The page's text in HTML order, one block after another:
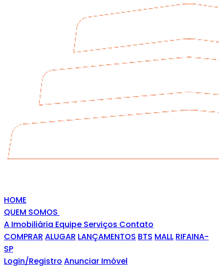
HOME
QUEM SOMOS
A Imobiliária Equipe Serviços Contato
COMPRAR ALUGAR LANÇAMENTOS BTS MALL RIFAINA-
SP
Login/Registro Anunciar Imóvel